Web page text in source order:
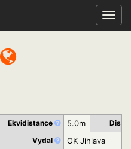
Ekvidistance 5.0m
Vydal OK Jihlava